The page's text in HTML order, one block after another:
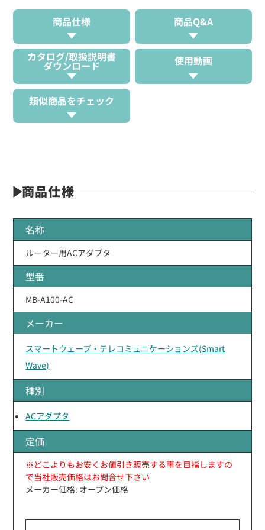
商品仕様 商品Q&A
カタログ/取扱説明書
ダウンロード 使用動画
類似商品をチェック
商品仕様
名称
ルーター用ACアダプタ
型番
MB-A100-AC
メーカー
スマートウェーブ・テレコミュニケーションズ(Smart
Wave)
種別
ACアダプタ
定価
※どこよりもお安くお値引き販売する事を目指しますの
で当社販売価格はお問合せ下さい
メーカー価格: オープン価格